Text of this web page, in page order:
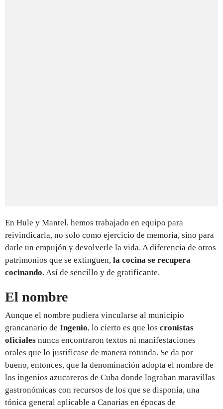
En Hule y Mantel, hemos trabajado en equipo para
reivindicarla, no solo como ejercicio de memoria, sino para
darle un empujón y devolverle la vida. A diferencia de otros
patrimonios que se extinguen, la cocina se recupera
cocinando. Así de sencillo y de gratificante.
El nombre
Aunque el nombre pudiera vincularse al municipio
grancanario de Ingenio, lo cierto es que los cronistas
oficiales nunca encontraron textos ni manifestaciones
orales que lo justificase de manera rotunda. Se da por
bueno, entonces, que la denominación adopta el nombre de
los ingenios azucareros de Cuba donde lograban maravillas
gastronómicas con recursos de los que se disponía, una
tónica general aplicable a Canarias en épocas de